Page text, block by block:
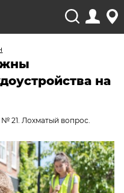
на
21. Лохматый вопрос.